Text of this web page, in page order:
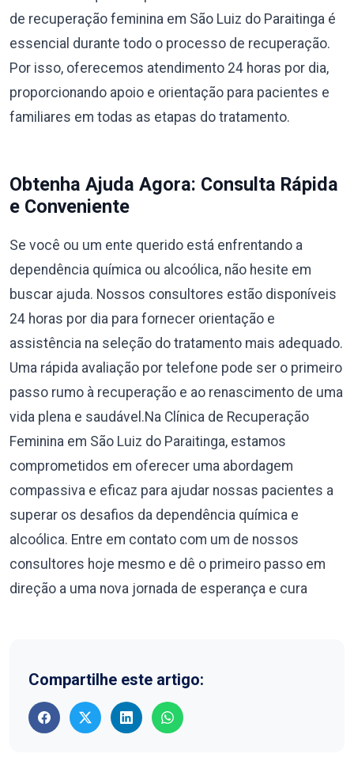
de recuperação feminina em São Luiz do Paraitinga é
essencial durante todo o processo de recuperação.
Por isso, oferecemos atendimento 24 horas por dia,
proporcionando apoio e orientação para pacientes e
familiares em todas as etapas do tratamento.
Obtenha Ajuda Agora: Consulta Rápida
e Conveniente
Se você ou um ente querido está enfrentando a
dependência química ou alcoólica, não hesite em
buscar ajuda. Nossos consultores estão disponíveis
24 horas por dia para fornecer orientação e
assistência na seleção do tratamento mais adequado.
Uma rápida avaliação por telefone pode ser o primeiro
passo rumo à recuperação e ao renascimento de uma
vida plena e saudável.Na Clínica de Recuperação
Feminina em São Luiz do Paraitinga, estamos
comprometidos em oferecer uma abordagem
compassiva e eficaz para ajudar nossas pacientes a
superar os desafios da dependência química e
alcoólica. Entre em contato com um de nossos
consultores hoje mesmo e dê o primeiro passo em
direção a uma nova jornada de esperança e cura
Compartilhe este artigo: